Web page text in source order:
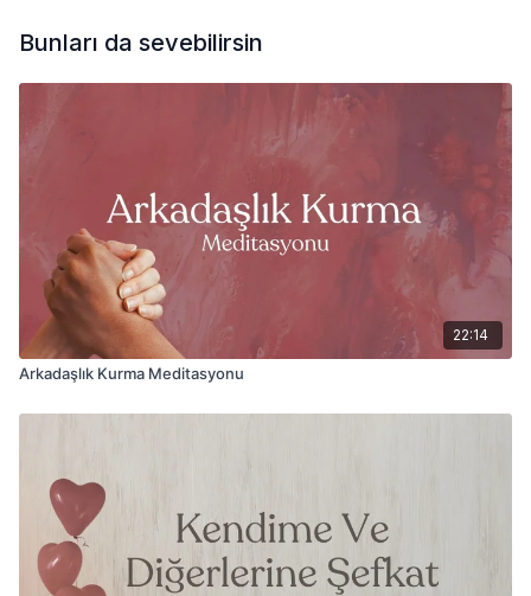
Bunları da sevebilirsin
22:14
Arkadaşlık Kurma Meditasyonu